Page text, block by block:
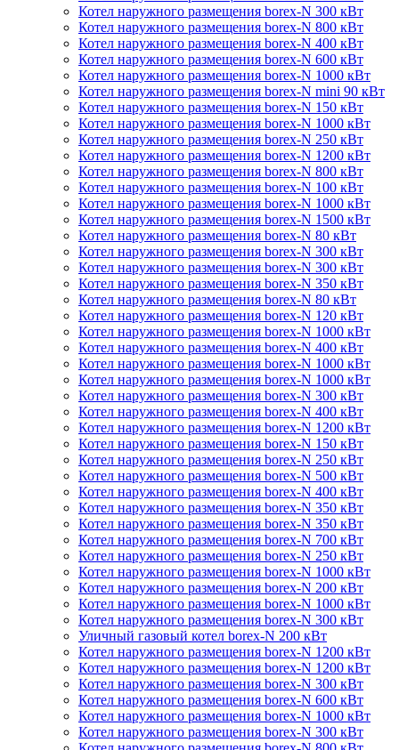
Котел наружного размещения borex-N 300 кВт
Котел наружного размещения borex-N 800 кВт
Котел наружного размещения borex-N 400 кВт
Котел наружного размещения borex-N 600 кВт
Котел наружного размещения borex-N 1000 кВт
Котел наружного размещения borex-N mini 90 кВт
Котел наружного размещения borex-N 150 кВт
Котел наружного размещения borex-N 1000 кВт
Котел наружного размещения borex-N 250 кВт
Котел наружного размещения borex-N 1200 кВт
Котел наружного размещения borex-N 800 кВт
Котел наружного размещения borex-N 100 кВт
Котел наружного размещения borex-N 1000 кВт
Котел наружного размещения borex-N 1500 кВт
Котел наружного размещения borex-N 80 кВт
Котел наружного размещения borex-N 300 кВт
Котел наружного размещения borex-N 300 кВт
Котел наружного размещения borex-N 350 кВт
Котел наружного размещения borex-N 80 кВт
Котел наружного размещения borex-N 120 кВт
Котел наружного размещения borex-N 1000 кВт
Котел наружного размещения borex-N 400 кВт
Котел наружного размещения borex-N 1000 кВт
Котел наружного размещения borex-N 1000 кВт
Котел наружного размещения borex-N 300 кВт
Котел наружного размещения borex-N 400 кВт
Котел наружного размещения borex-N 1200 кВт
Котел наружного размещения borex-N 150 кВт
Котел наружного размещения borex-N 250 кВт
Котел наружного размещения borex-N 500 кВт
Котел наружного размещения borex-N 400 кВт
Котел наружного размещения borex-N 350 кВт
Котел наружного размещения borex-N 350 кВт
Котел наружного размещения borex-N 700 кВт
Котел наружного размещения borex-N 250 кВт
Котел наружного размещения borex-N 1000 кВт
Котел наружного размещения borex-N 200 кВт
Котел наружного размещения borex-N 1000 кВт
Котел наружного размещения borex-N 300 кВт
Уличный газовый котел borex-N 200 кВт
Котел наружного размещения borex-N 1200 кВт
Котел наружного размещения borex-N 1200 кВт
Котел наружного размещения borex-N 300 кВт
Котел наружного размещения borex-N 600 кВт
Котел наружного размещения borex-N 1000 кВт
Котел наружного размещения borex-N 300 кВт